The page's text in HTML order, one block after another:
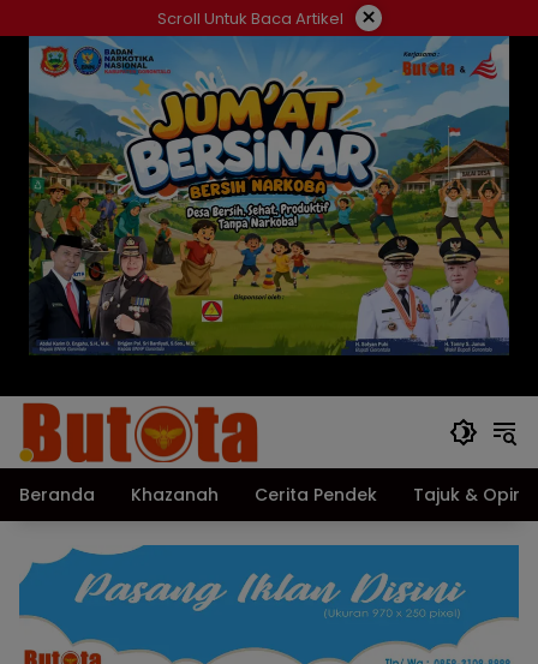
ke
konten
Scroll Untuk Baca Artikel ×
Beranda Khazanah Cerita Pendek Tajuk & Opini